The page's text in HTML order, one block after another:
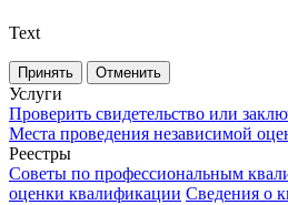
Text
Принять Отменить
Услуги
Проверить свидетельство или
Места проведения независимой
Реестры
Советы по профессиональным
оценки квалификации Сведения о